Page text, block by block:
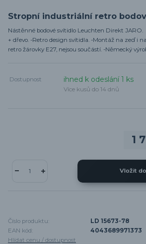
Stropní industriální retro
Nástěnné bodové svítidlo Leuchten Direkt
+ dřevo. -Retro design svítidla. -Montáž na zeď i
retro žárovky E27, nejsou součástí. -Německý
Dostupnost ihned k odeslání 1 ks
Více kusů do 14 dnů
1
Vložit
Číslo produktu:
LD 15673-78
EAN kód:
4043689971373
Hlídat cenu / dostupnost